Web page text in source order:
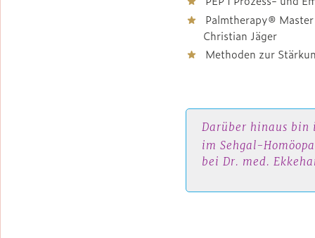
★ Palmtherapy®
Christian Jäger
★ Methoden zur
Darüber hinaus
im Sehgal-
bei Dr. med.